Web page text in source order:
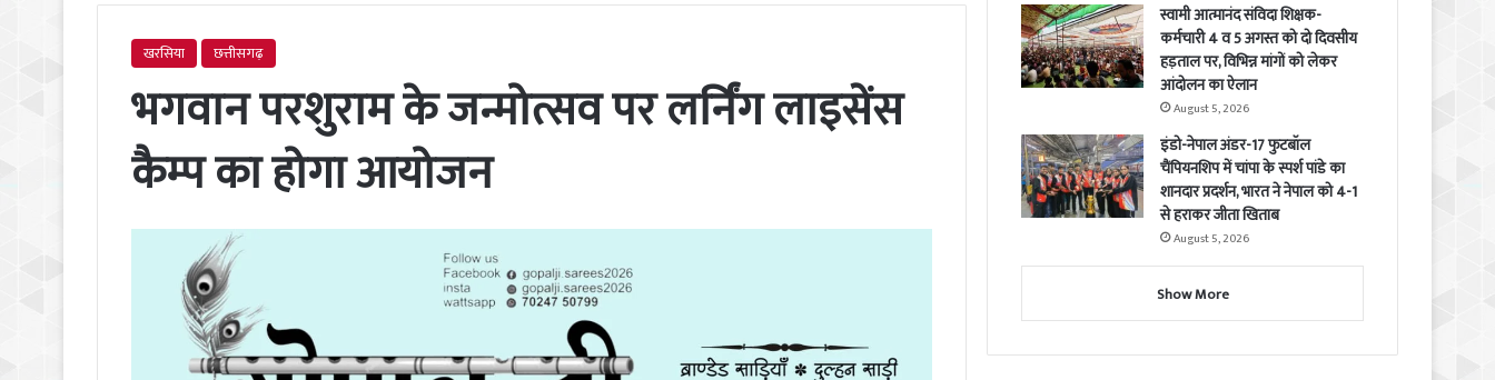
खरसिया छत्तीसगढ़
भगवान परशुराम के जन्मोत्सव पर लर्निंग लाइसेंस
कैम्प का होगा आयोजन
स्वामी आत्मानंद संविदा शिक्षक-
कर्मचारी 4 व 5 अगस्त को दो दिवसीय
हड़ताल पर, विभिन्न मांगों को लेकर
आंदोलन का ऐलान
August 5, 2026
इंडो-नेपाल अंडर-17 फुटबॉल
चैंपियनशिप में चांपा के स्पर्श पांडे का
शानदार प्रदर्शन, भारत ने नेपाल को 4-1
से हराकर जीता खिताब
August 5, 2026
Show More